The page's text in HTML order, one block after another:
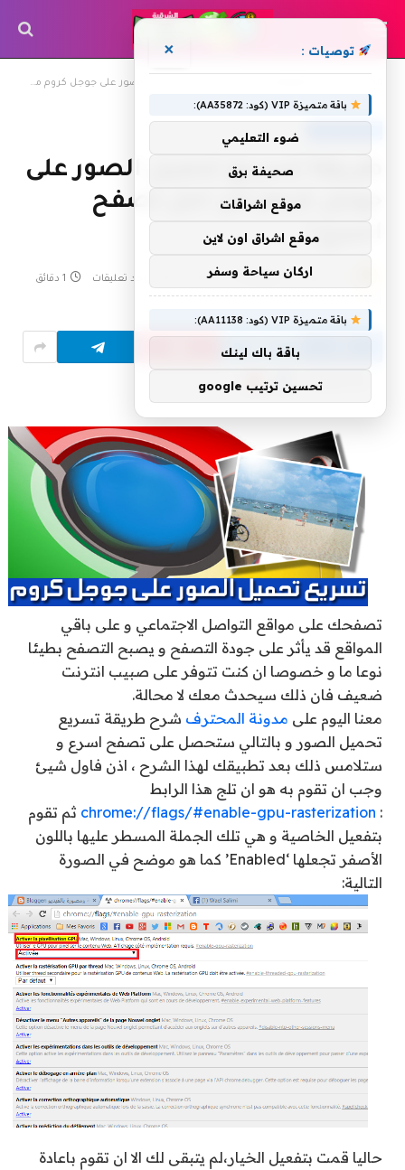
طريقة تسريع تحميل الصور على جوجل كروم من اجل تصفح اسرع !
طريقة تسريع تحميل الصور على
جوجل كروم من اجل تصفح
اسرع !
بواسطة shrgiah 21 أبريل، 2015 لا توجد تعليقات 1 دقائق
Follow Us
News
تصفحك على مواقع التواصل الاجتماعي و على باقي
المواقع قد يأثر على جودة التصفح و يصبح التصفح بطيئا
نوعا ما و خصوصا ان كنت تتوفر على صبيب انترنت
ضعيف فان ذلك سيحدث معك لا محالة.
معنا اليوم على مدونة المحترف شرح طريقة تسريع
تحميل الصور و بالتالي ستحصل على تصفح اسرع و
ستلامس ذلك بعد تطبيقك لهذا الشرح ، اذن فاول شيئ
وجب ان تقوم به هو ان تلج هذا الرابط
:
chrome://flags/#enable-gpu-rasterization ثم تقوم
بتفعيل الخاصية و هي تلك الجملة المسطر عليها باللون
الأصفر تجعلها ‘Enabled’ كما هو موضح في الصورة
التالية:
حاليا قمت بتفعيل الخيار،لم يتبقى لك الا ان تقوم باعادة
توصيات : ×
باقة متميزة VIP (كود: AA35872):
ضوء التعليمي
صحيفة برق
موقع اشراقات
موقع اشراق اون لاين
اركان سياحة وسفر
باقة متميزة VIP (كود: AA11138):
باقة باك لينك
تحسين ترتيب google